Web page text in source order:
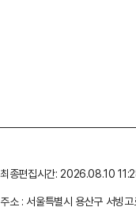
최종편집시간: 2026.08.10
주소 : 서울특별시 용산구 서빙